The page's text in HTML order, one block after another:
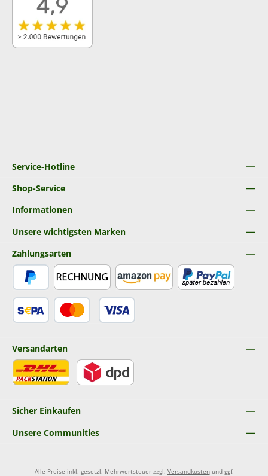
Service-Hotline
Shop-Service
Informationen
Unsere wichtigsten Marken
Sicher Einkaufen
Unsere Communities
Zahlungsarten
Versandarten
Alle Preise inkl. gesetzl. Mehrwertsteuer zzgl. Versandkostenund ggf.